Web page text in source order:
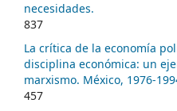
necesidades.
837
La crítica de la economía
disciplina económica: un
marxismo. México, 1976-
457